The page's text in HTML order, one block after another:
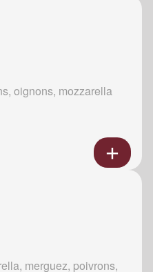
oignons, mozzarella
merguez, poivrons,